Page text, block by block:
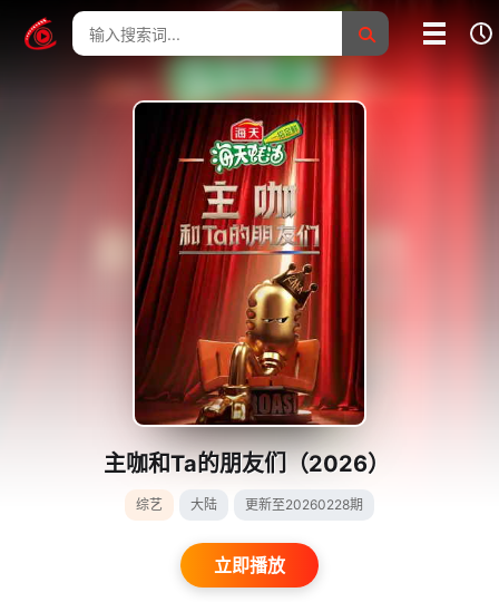
主咖和Ta的朋友们（2026）
综艺 大陆 更新至20260228期
立即播放